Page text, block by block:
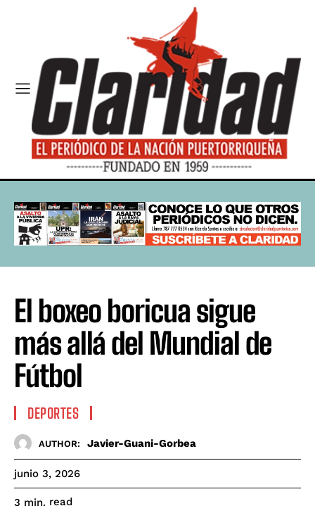
El boxeo boricua sigue
más allá del Mundial de
Fútbol
DEPORTES
AUTHOR: Javier-Guani-Gorbea
junio 3, 2026
3 min. read